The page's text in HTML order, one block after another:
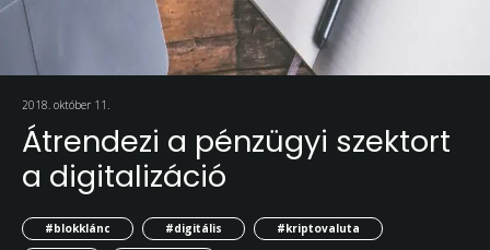
2018. október 11.
Átrendezi a pénzügyi szektort
a digitalizáció
#blokklánc #digitális
#kriptovaluta